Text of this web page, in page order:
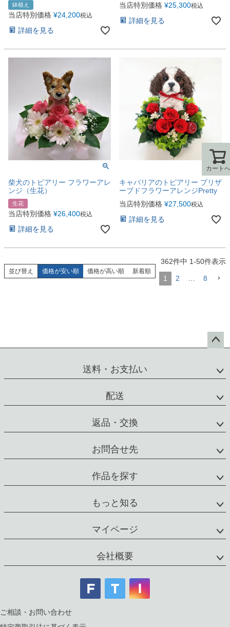
鉢植え
当店特別価格 ¥24,200税込
詳細を見る
当店特別価格 ¥25,300税込
詳細を見る
柴犬のトピアリー フラワーアレ
ンジ（生花）
生花
当店特別価格 ¥26,400税込
詳細を見る
キャバリアのトピアリー プリザ
ーブドフラワーアレンジPretty
当店特別価格 ¥27,500税込
詳細を見る
並び替え 価格が安い順 価格が高い順 新着順
362件中 1-50件表示
1 2 8
カートへ
ップ
送料・お支払い
配送
返品・交換
お問合せ先
作品を探す
もっと知る
マイページ
会社概要
ご相談・お問い合わせ
カートへ